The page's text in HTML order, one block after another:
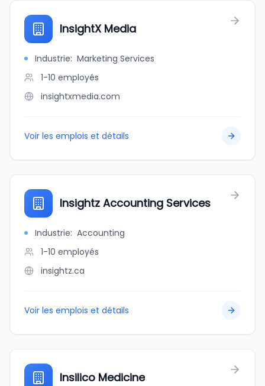
InsightX Media
Industrie: Marketing Services
1-10 employés
insightxmedia.com
Voir les emplois et détails
Insightz Accounting Services
Industrie: Accounting
1-10 employés
insightz.ca
Voir les emplois et détails
Insilico Medicine